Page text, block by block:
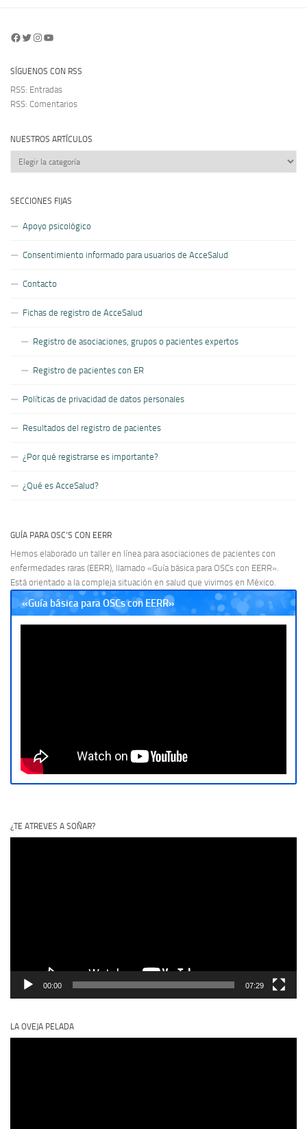
Facebook
Twitter
Instagram
YouTube
SÍGUENOS CON RSS
RSS: Entradas
RSS: Comentarios
NUESTROS ARTÍCULOS
Nuestros
artículos
SECCIONES FIJAS
Apoyo psicológico
Consentimiento informado para usuarios de AcceSalud
Contacto
Fichas de registro de AcceSalud
Registro de asociaciones, grupos o pacientes expertos
Registro de pacientes con ER
Políticas de privacidad de datos personales
Resultados del registro de pacientes
¿Por qué registrarse es importante?
¿Qué es AcceSalud?
GUÍA PARA OSC’S CON EERR
Hemos elaborado un taller en línea para asociaciones de pacientes con
enfermedades raras (EERR), llamado «Guía básica para OSCs con EERR».
Está orientado a la compleja situación en salud que vivimos en México.
«Guía básica para OSCs con EERR»
¿TE ATREVES A SOÑAR?
00:00 07:29
LA OVEJA PELADA